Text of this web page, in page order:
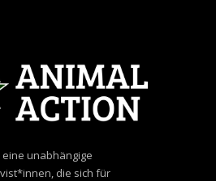
eine unabhängige
die sich für